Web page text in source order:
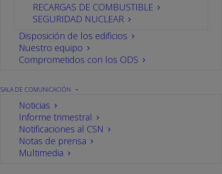
RECARGAS DE COMBUSTIBLE
SEGURIDAD NUCLEAR
Disposición de los edificios
Nuestro equipo
Comprometidos con los ODS
SALA DE COMUNICACIÓN
Noticias
Informe trimestral
Notificaciones al CSN
Notas de prensa
Multimedia
Protección Radiológica Central
La central nuclear de Cofrentes colabora
con el Hospital La Fe de Valencia
30/06/2021